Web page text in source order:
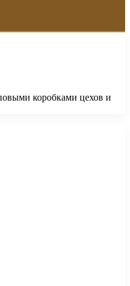
коробками цехов и